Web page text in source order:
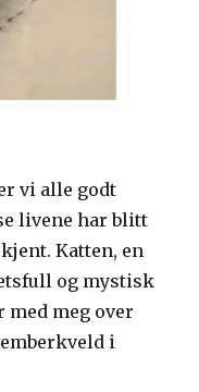
vi alle godt
livene har blitt
Katten, en
og mystisk
meg over
i